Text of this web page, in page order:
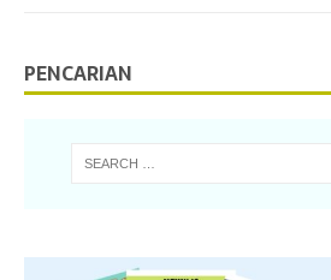
PENCARIAN